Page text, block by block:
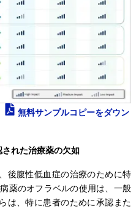
無料サンプルコピーをダウン
れた治療薬の欠如
後腹性低血症の治療のために特
薬のオフラベルの使用は、一般
は、特に患者のために承認また